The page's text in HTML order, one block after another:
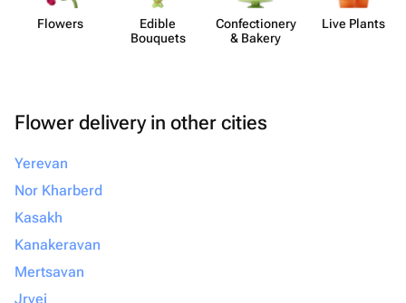
Flowers
Edible
Bouquets
Confect​ionery
& Bakery
Live Plants
Flower delivery in other cities
Yerevan
Nor Kharberd
Kasakh
Kanakeravan
Mertsavan
Jrvej